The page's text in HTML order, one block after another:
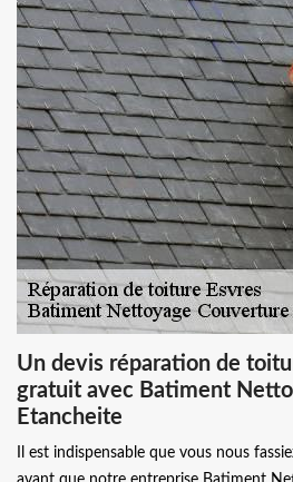
Un devis réparation de
gratuit avec Batiment
Etancheite
Il est indispensable que vous nous